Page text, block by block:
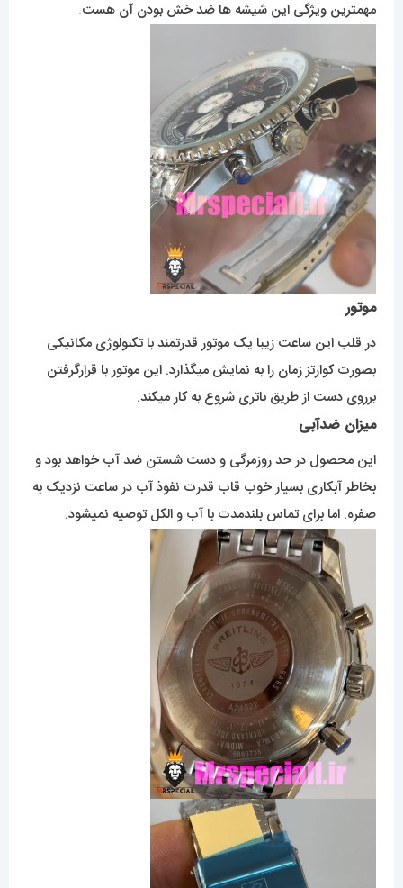
مهمترین ویژگی این شیشه ها ضد خش بودن آن هست.
موتور
در قلب این ساعت زیبا یک موتور قدرتمند با تکنولوژی مکانیکی
بصورت کوارتز زمان را به نمایش میگذارد. این موتور با قرارگرفتن
برروی دست از طریق باتری شروع به کار میکند.
میزان ضدآبی
این محصول در حد روزمرگی و دست شستن ضد آب خواهد بود و
بخاطر آبکاری بسیار خوب قاب قدرت نفوذ آب در ساعت نزدیک به
صفره. اما برای تماس بلندمدت با آب و الکل توصیه نمیشود.